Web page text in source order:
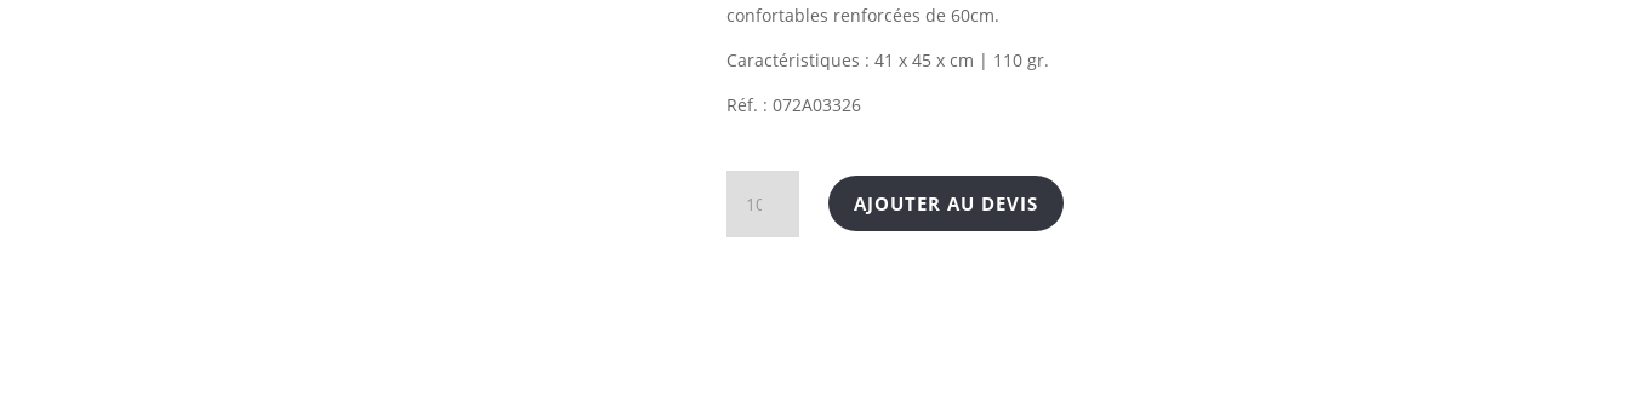
confortables renforcées de 60cm.
Caractéristiques : 41 x 45 x cm | 110 gr.
Réf. : 072A03326
Sac
AJOUTER AU DEVIS